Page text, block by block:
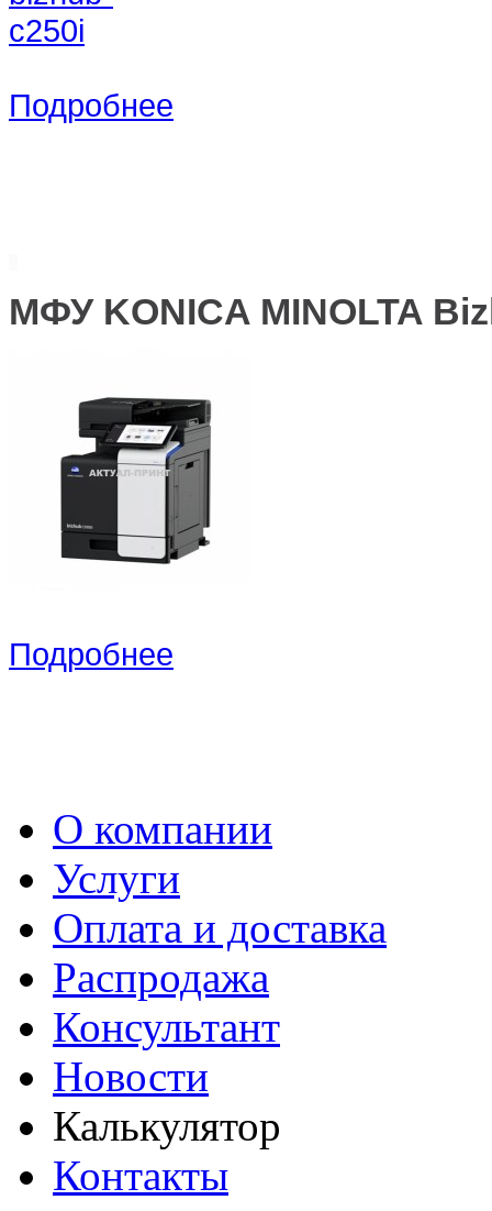
Подробнее
МФУ KONICA MINOLTA
Подробнее
О компании
Услуги
Оплата и доставка
Распродажа
Консультант
Новости
Калькулятор
Контакты